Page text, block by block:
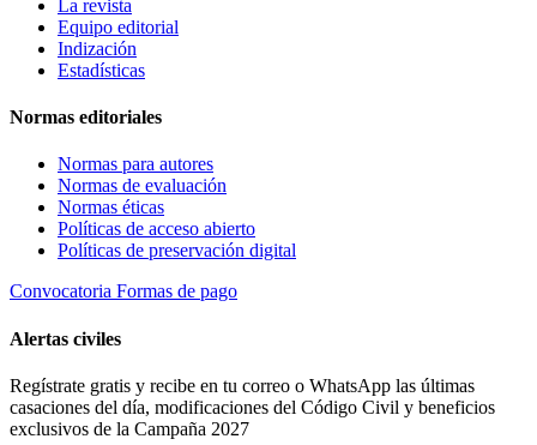
La revista
Equipo editorial
Indización
Estadísticas
Normas editoriales
Normas para autores
Normas de evaluación
Normas éticas
Políticas de acceso abierto
Políticas de preservación digital
Convocatoria Formas de pago
Alertas civiles
Regístrate gratis y recibe en tu correo o WhatsApp las últimas
casaciones del día, modificaciones del Código Civil y beneficios
exclusivos de la Campaña 2027